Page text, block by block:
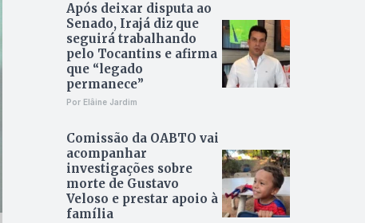
Após deixar disputa ao
Senado, Irajá diz que
seguirá trabalhando
pelo Tocantins e afirma
que “legado
permanece”
Por Elâine Jardim
Comissão da OABTO vai
acompanhar
investigações sobre
morte de Gustavo
Veloso e prestar apoio à
família